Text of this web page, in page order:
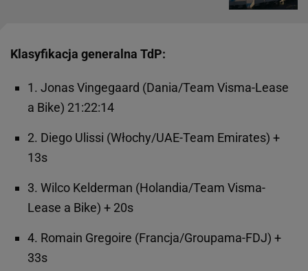
Klasyfikacja generalna TdP:
1. Jonas Vingegaard (Dania/Team Visma-Lease
a Bike) 21:22:14
2. Diego Ulissi (Włochy/UAE-Team Emirates) +
13s
3. Wilco Kelderman (Holandia/Team Visma-
Lease a Bike) + 20s
4. Romain Gregoire (Francja/Groupama-FDJ) +
33s